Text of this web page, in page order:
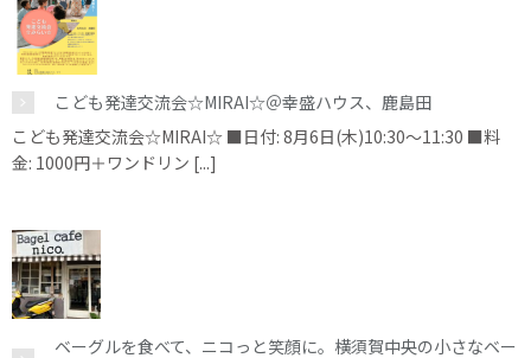
こども発達交流会☆MIRAI☆＠幸盛ハウス、鹿島田
こども発達交流会☆MIRAI☆ ■日付: 8月6日(木)10:30～11:30 ■料
金: 1000円＋ワンドリン [...]
ベーグルを食べて、ニコっと笑顔に。横須賀中央の小さなベー